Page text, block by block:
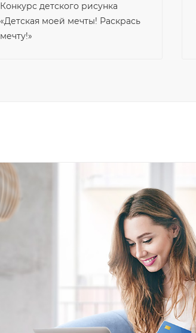
Конкурс детского рисунка
«Детская моей мечты! Раскрась
мечту!»